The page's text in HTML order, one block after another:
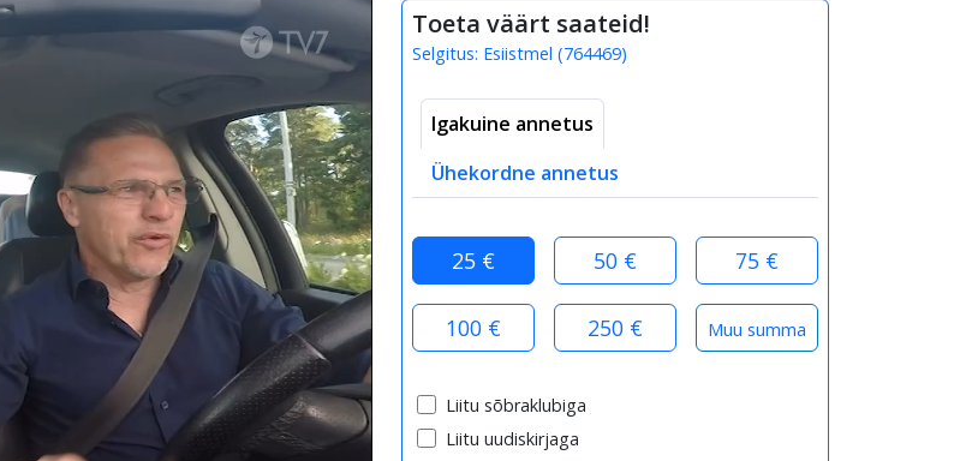
Toeta väärt saateid!
Selgitus: Esiistmel (764469)
Igakuine annetus
Ühekordne annetus
25 € 50 € 75 €
100 € 250 €
Liitu sõbraklubiga
Liitu uudiskirjaga